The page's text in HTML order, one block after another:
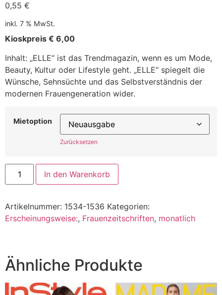
0,55 €
inkl. 7 % MwSt.
Kioskpreis € 6,00
Inhalt: „ELLE“ ist das Trendmagazin, wenn es um Mode,
Beauty, Kultur oder Lifestyle geht. „ELLE“ spiegelt die
Wünsche, Sehnsüchte und das Selbstverständnis der
modernen Frauengeneration wider.
Mietoption
Zurücksetzen
In den Warenkorb
Artikelnummer: 1534-1536 Kategorien:
Erscheinungsweise:, Frauenzeitschriften, monatlich
Ähnliche Produkte